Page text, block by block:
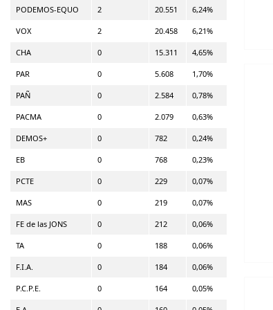
PODEMOS-EQUO 2 20.551 6,24%
VOX 2 20.458 6,21%
CHA 0 15.311 4,65%
PAR 0 5.608 1,70%
PAÑ 0 2.584 0,78%
PACMA 0 2.079 0,63%
DEMOS+ 0 782 0,24%
EB 0 768 0,23%
PCTE 0 229 0,07%
MAS 0 219 0,07%
FE de las JONS 0 212 0,06%
TA 0 188 0,06%
F.I.A. 0 184 0,06%
P.C.P.E. 0 164 0,05%